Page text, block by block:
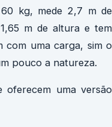
kg, mede 2,7 m de
m de altura e tem
com uma carga, sim o
pouco a natureza.
oferecem uma versão